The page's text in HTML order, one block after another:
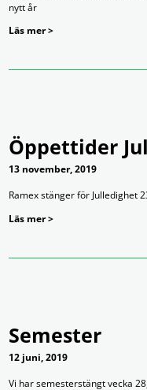
nytt år
Läs mer >
Öppettider
13 november, 2019
Ramex stänger för Julledighet
Läs mer >
Semester
12 juni, 2019
Vi har semesterstängt vecka